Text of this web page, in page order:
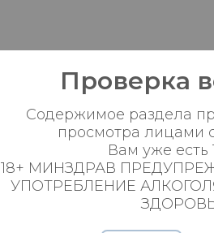
Проверка
Содержимое раздела
просмотра лицами
Вам уже есть
18+ МИНЗДРАВ
УПОТРЕБЛЕНИЕ